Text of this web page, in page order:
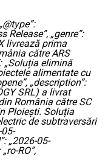
Release”, „genre”:
livrează prima
către ARS
„Soluția elimină
alimentate cu
„description”:
SRL) a livrat
România către SC
Ploiești. Soluția
de subtraversări
„2026-05-
RO”,